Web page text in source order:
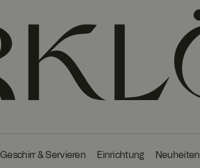
Geschirr & Servieren Einrichtung Neuheiten